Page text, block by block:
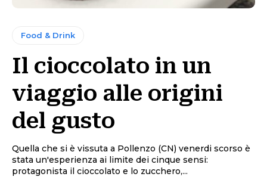
Food & Drink
Il cioccolato in un
viaggio alle origini
del gusto
Quella che si è vissuta a Pollenzo (CN) venerdi scorso è
stata un'esperienza ai limite dei cinque sensi:
protagonista il cioccolato e lo zucchero,...